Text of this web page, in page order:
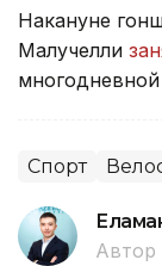
Накануне
Малучелли
Спорт
Автор